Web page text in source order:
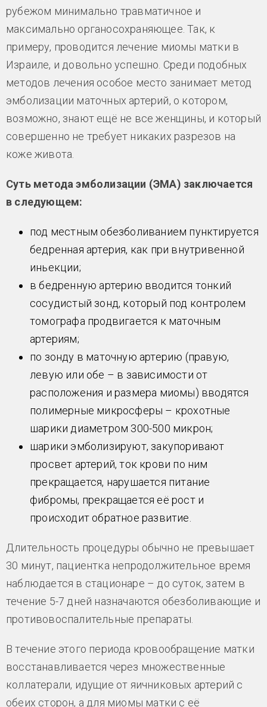
рубежом минимально травматичное и
максимально органосохраняющее. Так, к
примеру, проводится лечение миомы матки в
Израиле, и довольно успешно. Среди подобных
методов лечения особое место занимает метод
эмболизации маточных артерий, о котором,
возможно, знают ещё не все женщины, и который
совершенно не требует никаких разрезов на
коже живота.
Суть метода эмболизации (ЭМА) заключается
в следующем:
под местным обезболиванием пунктируется
бедренная артерия, как при внутривенной
иньекции;
в бедренную артерию вводится тонкий
сосудистый зонд, который под контролем
томографа продвигается к маточным
артериям;
по зонду в маточную артерию (правую,
левую или обе – в зависимости от
расположения и размера миомы) вводятся
полимерные микросферы – крохотные
шарики диаметром 300-500 микрон;
шарики эмболизируют, закупоривают
просвет артерий, ток крови по ним
прекращается, нарушается питание
фибромы, прекращается её рост и
происходит обратное развитие.
Длительность процедуры обычно не превышает
30 минут, пациентка непродолжительное время
наблюдается в стационаре – до суток, затем в
течение 5-7 дней назначаются обезболивающие и
противовоспалительные препараты.
В течение этого периода кровообращение матки
восстанавливается через множественные
коллатерали, идущие от яичниковых артерий с
обеих сторон, а для миомы матки с её